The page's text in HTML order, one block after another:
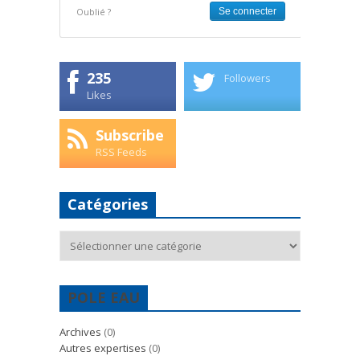
Oublié ?
235
Likes
Followers
Subscribe
RSS Feeds
Catégories
POLE EAU
Archives (0)
Autres expertises (0)